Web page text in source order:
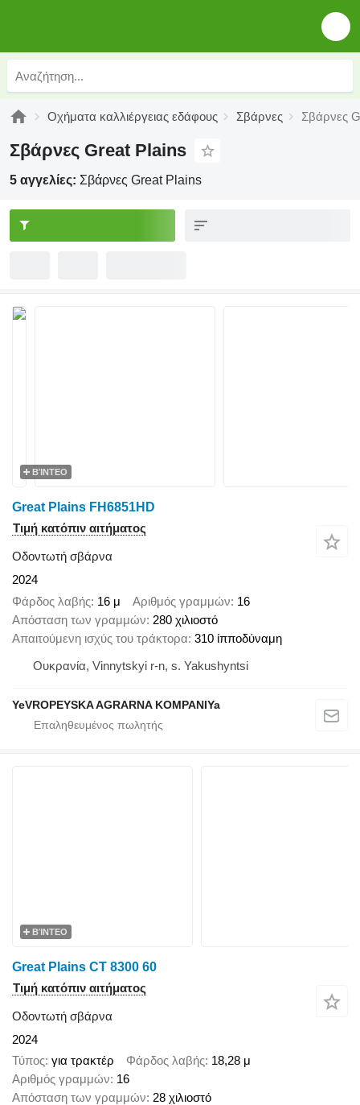
Οχήματα καλλιέργειας εδάφους Σβάρνες Σβάρνες
Σβάρνες Great Plains
5 αγγελίες: Σβάρνες Great Plains
ΒΊΝΤΕΟ
Great Plains FH6851HD
Τιμή κατόπιν αιτήματος
Οδοντωτή σβάρνα
2024
Φάρδος λαβής 16 μ Αριθμός γραμμών 16
Απόσταση των γραμμών 280 χιλιοστό
Απαιτούμενη ισχύς του τράκτορα 310 ίπποδύναμη
Ουκρανία, Vinnytskyi r-n, s. Yakushyntsi
YeVROPEYSKA AGRARNA KOMPANIYa
ΒΊΝΤΕΟ
Great Plains CT 8300 60
Τιμή κατόπιν αιτήματος
Οδοντωτή σβάρνα
2024
Τύπος για τρακτέρ Φάρδος λαβής 18,28 μ
Αριθμός γραμμών 16
Απόσταση των γραμμών 28 χιλιοστό